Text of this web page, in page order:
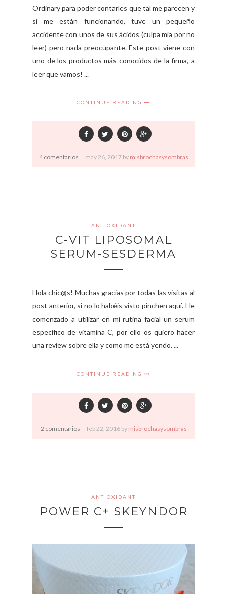
Ordinary para poder contarles que tal me parecen y
si me están funcionando, tuve un pequeño
accidente con unos de sus ácidos (culpa mía por no
leer) pero nada preocupante. Este post viene con
uno de los productos más conocidos de la firma, a
leer que vamos! ...
CONTINUE READING
4 comentarios may26, 2017 by misbrochasysombras
ANTIOXIDANT
C-VIT LIPOSOMAL
SERUM-SESDERMA
Hola chic@s! Muchas gracias por todas las visitas al
post anterior, si no lo habéis visto pinchen aquí. He
comenzado a utilizar en mi rutina facial un serum
específico de vitamina C, por ello os quiero hacer
una review sobre ella y como me está yendo. ...
CONTINUE READING
2 comentarios feb22, 2016 by misbrochasysombras
ANTIOXIDANT
POWER C+ SKEYNDOR